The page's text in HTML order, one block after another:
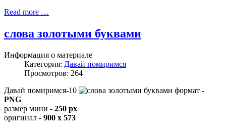
Read more …
слова золотыми буквами
Информация о материале
Категория: Давай помиримся
Просмотров: 264
Давай помиримся-10
формат -
PNG
размер мини - 250 px
оригинал - 900 x 573